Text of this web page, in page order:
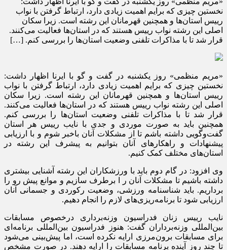
نخستین چیزی که برایم اهمیت زیادی دارد، ارتباط گرفتن با نواب
رییس استان‌ها و همچنین قهرمانان این رشته است. زیرا سکان
اصلی این رشته نواب رییس هستند که در استان‌ها فعالیت می‌کنند.
قرار شد تا با مذاکرات تلفنی وضعیت استان‌ها را بررسی کنم. […]
«مریم منظمی» روز یکشنبه در گفت و گو با ایرنا اظهار داشت:
نخستین چیزی که برایم اهمیت زیادی دارد، ارتباط گرفتن با نواب
رییس استان‌ها و همچنین قهرمانان این رشته است. زیرا سکان
اصلی این رشته نواب رییس هستند که در استان‌ها فعالیت می‌کنند.
قرار شد تا با مذاکرات تلفنی وضعیت استان‌ها را بررسی کنم.
همچنین باید به صورت موردی و جدی با نایب رییس هر استان
گفت‌وگویی داشته باشم تا از مشکلات آنان باخبر شوم و با ارزیابی
پیشنهادات و راهکارهای آنان بتوانیم به پیشرف این رشته در
استان‌های مختلف کمک کنیم.
وی افزود: در گام دوم باید با ورزشکاران این رشته آشنایی بیشتری
داشته باشیم تا مشکلات آنان ر ا برطرف سازیم و موانع پیش رو را
برداریم. باید شناسنامه ورزشی، وضعیت رکوردی و جسمانی آنان
ارزیابی شود تا برنامه‌ریزی‌های لازم را انجام دهیم.
نایب رییس زنان فدراسیون وزنه‌برداری درخصوص مسابقات
بین‌المللی وزنه‌برداران گفت: هنوز فدراسیون بین‌المللی برنامه‌ای
برای مسابقات برون‌مرزی ارایه نکرده است، اما پیش‌بینی می‌شود
تا چند روز آینده برنامه مسابقات را ارایه دهند. در صورت مشخص